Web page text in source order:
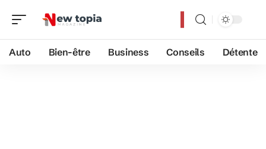
Auto Bien-être Business Conseils Détente